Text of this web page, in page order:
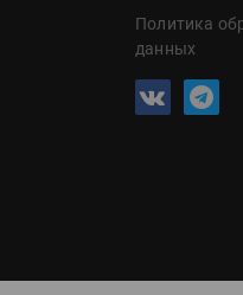
Политика
данных